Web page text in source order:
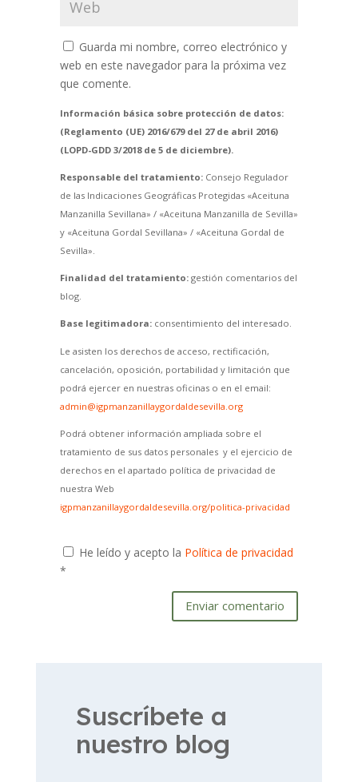
Guarda mi nombre, correo electrónico y
web en este navegador para la próxima vez
que comente.
Información básica sobre protección de datos:
(Reglamento (UE) 2016/679 del 27 de abril 2016)
(LOPD-GDD 3/2018 de 5 de diciembre).
Responsable del tratamiento:Consejo Regulador
de las Indicaciones Geográficas Protegidas «Aceituna
Manzanilla Sevillana» / «Aceituna Manzanilla de Sevilla»
y «Aceituna Gordal Sevillana» / «Aceituna Gordal de
Sevilla».
Finalidad del tratamiento:gestión comentarios del
blog.
Base legitimadora:consentimiento del interesado.
Le asisten los derechos de acceso, rectificación,
cancelación, oposición, portabilidad y limitación que
podrá ejercer en nuestras oficinas o en el email:
admin@igpmanzanillaygordaldesevilla.org
Podrá obtener información ampliada sobre el
tratamiento de sus datos personales y el ejercicio de
derechos en el apartado política de privacidad de
nuestra Web
igpmanzanillaygordaldesevilla.org/politica-privacidad
He leído y acepto la Política de privacidad
*
Enviar comentario
Suscríbete a
nuestro blog